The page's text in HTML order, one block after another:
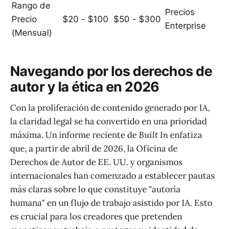
Rango de
Precio
(Mensual)
$20 - $100 $50 - $300
Precios
Enterprise
Navegando por los derechos de
autor y la ética en 2026
Con la proliferación de contenido generado por IA,
la claridad legal se ha convertido en una prioridad
máxima. Un informe reciente deBuilt Inenfatiza
que, a partir de abril de 2026, la Oficina de
Derechos de Autor de EE. UU. y organismos
internacionales han comenzado a establecer pautas
más claras sobre lo que constituye "autoría
humana" en un flujo de trabajo asistido por IA. Esto
es crucial para los creadores que pretenden